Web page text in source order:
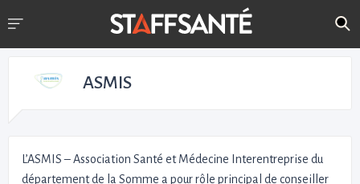
ASMIS
L’ASMIS – Association Santé et Médecine Interentreprise du
département de la Somme a pour rôle principal de conseiller